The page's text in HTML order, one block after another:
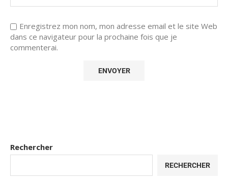
Enregistrez mon nom, mon adresse email et le site Web
dans ce navigateur pour la prochaine fois que je
commenterai.
Rechercher
RECHERCHER